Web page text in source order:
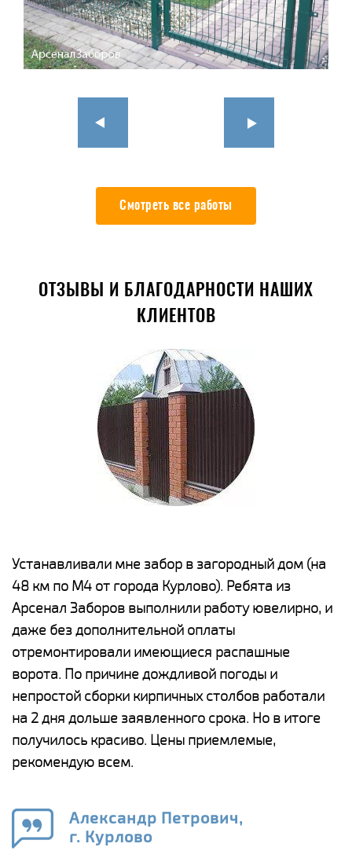
Смотреть все работы
ОТЗЫВЫ И БЛАГОДАРНОСТИ НАШИХ
КЛИЕНТОВ
Устанавливали мне забор в загородный дом (на
48 км по М4 от города Курлово). Ребята из
Арсенал Заборов выполнили работу ювелирно, и
даже без дополнительной оплаты
отремонтировали имеющиеся распашные
ворота. По причине дождливой погоды и
непростой сборки кирпичных столбов работали
на 2 дня дольше заявленного срока. Но в итоге
получилось красиво. Цены приемлемые,
рекомендую всем.
Александр Петрович,
г. Курлово